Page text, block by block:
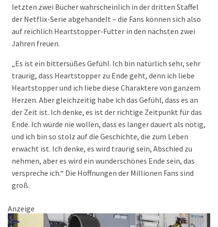
letzten zwei Bücher wahrscheinlich in der dritten Staffel
der Netflix-Serie abgehandelt – die Fans können sich also
auf reichlich Heartstopper-Futter in den nächsten zwei
Jahren freuen.
„Es ist ein bittersüßes Gefühl. Ich bin natürlich sehr, sehr
traurig, dass Heartstopper zu Ende geht, denn ich liebe
Heartstopper und ich liebe diese Charaktere von ganzem
Herzen. Aber gleichzeitig habe ich das Gefühl, dass es an
der Zeit ist. Ich denke, es ist der richtige Zeitpunkt für das
Ende. Ich würde nie wollen, dass es länger dauert als nötig,
und ich bin so stolz auf die Geschichte, die zum Leben
erwacht ist. Ich denke, es wird traurig sein, Abschied zu
nehmen, aber es wird ein wunderschönes Ende sein, das
verspreche ich.“ Die Hoffnungen der Millionen Fans sind
groß.
Anzeige